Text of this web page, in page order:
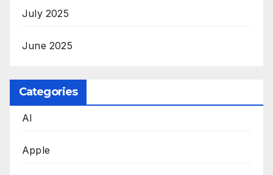
July 2025
June 2025
Categories
AI
Apple